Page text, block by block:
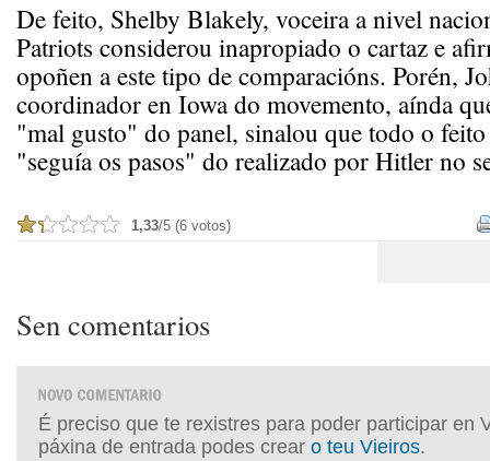
De feito, Shelby Blakely, voceira a nivel
Patriots considerou inapropiado o cartaz e
opoñen a este tipo de comparacións. Porén,
coordinador en Iowa do movemento, aínda
"mal gusto" do panel, sinalou que todo o
"seguía os pasos" do realizado por Hitler no
1,33/5 (6 votos)
Sen comentarios
É preciso que te rexistres para poder participar en
páxina de entrada podes crear o teu Vieiros.